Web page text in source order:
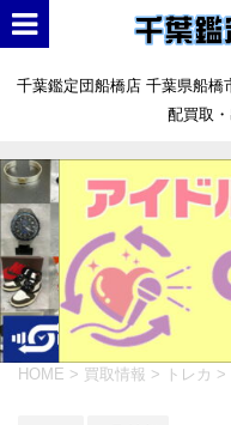
千葉鑑定団船橋店 千葉県船
配買取
HOME > 買取情報 > トレカ >